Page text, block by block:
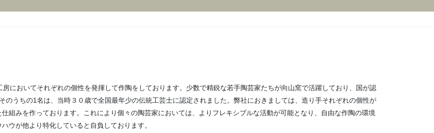
においてそれぞれの個性を発揮して作陶をしております。少数で精鋭な若手陶芸家たちが向山窯で活躍しており、国が認
のうちの1名は、当時３０歳で全国最年少の伝統工芸士に認定されました。弊社におきましては、造り手それぞれの個性が
組みを作っております。これにより個々の陶芸家においては、よりフレキシブルな活動が可能となり、自由な作陶の環境
ウが他より特化していると自負しております。